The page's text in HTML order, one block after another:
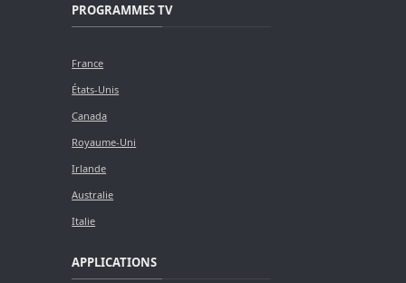
PROGRAMMES TV
France
États-Unis
Canada
Royaume-Uni
Irlande
Australie
Italie
APPLICATIONS